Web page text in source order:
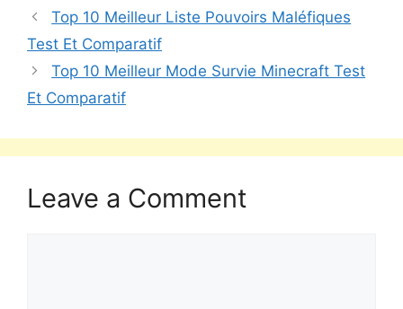
Top 10 Meilleur Liste Pouvoirs Maléfiques
Test Et Comparatif
Top 10 Meilleur Mode Survie Minecraft Test
Et Comparatif
Leave a Comment